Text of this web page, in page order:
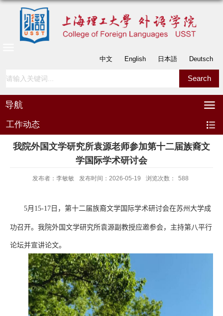
中文 English 日本語 Deutsch
导航
工作动态
我院外国文学研究所袁源老师参加第十二届族裔文
学国际学术研讨会
发布者：李敏敏 发布时间：2026-05-19 浏览次数： 588
5月 15-17 日，第十二届族裔文学国际学术研讨会在苏州大学成
功召开。我院外国文学研究所袁源副教授应邀参会，主持第八平行
论坛并宣讲论文。